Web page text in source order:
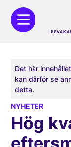
Det här
kan därför se
detta.
NYHETER
Hög